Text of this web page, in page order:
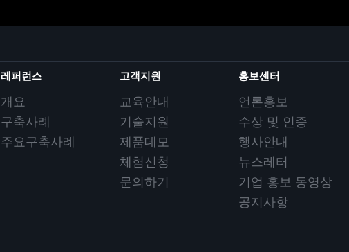
레퍼런스
개요
구축사례
주요구축사례
고객지원
교육안내
기술지원
제품데모
체험신청
문의하기
홍보센터
언론홍보
수상 및 인증
행사안내
뉴스레터
기업 홍보 동영상
공지사항